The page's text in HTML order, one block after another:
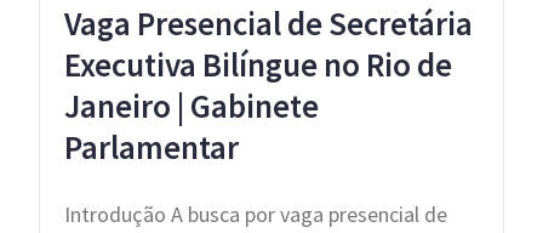
Vaga Presencial de Secretária
Executiva Bilíngue no Rio de
Janeiro | Gabinete
Parlamentar
Introdução A busca por vaga presencial de